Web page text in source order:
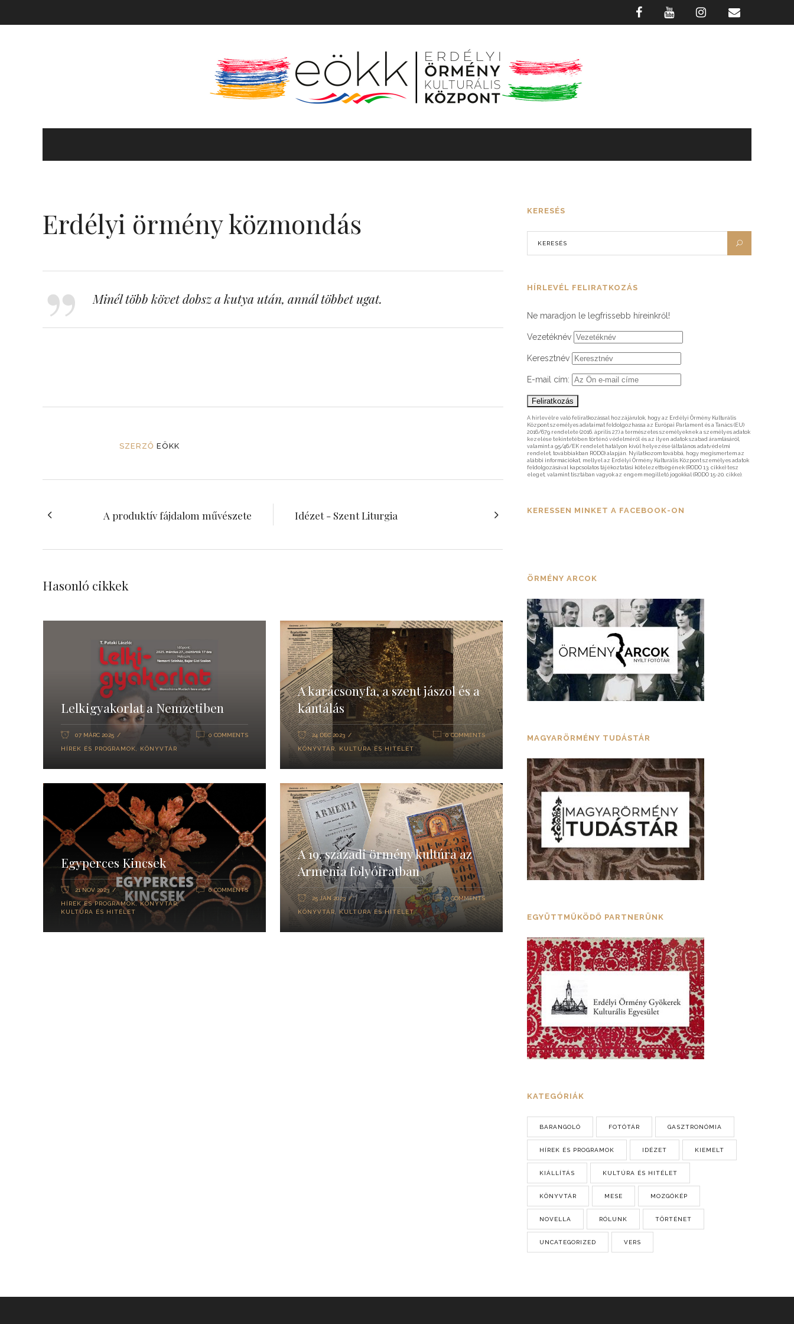
Erdélyi örmény közmondás
Minél több követ dobsz a kutya után, annál többet ugat.
SZERZŐ EÖKK
A produktív fájdalom művészete Idézet - Szent Liturgia
Hasonló cikkek
Lelkigyakorlat a Nemzetiben
07 MÁRC 2025
HÍREK ÉS PROGRAMOK, KÖNYVTÁR
0 COMMENTS
A karácsonyfa, a szent jászol és a
kántálás
24 DEC 2023
KÖNYVTÁR, KULTÚRA ÉS HITÉLET
0 COMMENTS
Egyperces Kincsek
21 NOV 2023
HÍREK ÉS PROGRAMOK,KÖNYVTÁR,
KULTÚRA ÉS HITÉLET
0 COMMENTS
A 19. századi örmény kultúra az
Armenia folyóiratban
25 JAN 2023
KÖNYVTÁR, KULTÚRA ÉS HITÉLET
0 COMMENTS
KERESÉS
HÍRLEVÉL FELIRATKOZÁS
Ne maradjon le legfrissebb híreinkről!
Vezetéknév
Keresztnév
E-mail cím:
A hírlevélre való feliratkozással hozzájárulok, hogy az Erdélyi Örmény Kulturális
Központ személyes adataimat feldolgozhassa az Európai Parlament és a Tanács (EU)
2016/679 rendelete (2016. április 27.) a természetes személyeknek a személyes adatok
kezelése tekintetében történő védelméről és az ilyen adatok szabad áramlásáról,
valamint a 95/46/EK rendelet hatályon kívül helyezése (általános adatvédelmi
rendelet, továbbiakban RODO) alapján. Nyilatkozom továbbá, hogy megismertem az
alábbi információkat, mellyel az Erdélyi Örmény Kulturális Központ személyes adatok
feldolgozásával kapcsolatos tájékoztatási kötelezettségének (RODO 13. cikke) tesz
eleget, valamint tisztában vagyok az engem megillető jogokkal (RODO 15-20. cikke).
KERESSEN MINKET A FACEBOOK-ON
ÖRMÉNY ARCOK
MAGYARÖRMÉNY TUDÁSTÁR
EGYÜTTMŰKÖDŐ PARTNERÜNK
KATEGÓRIÁK
BARANGOLÓ FOTÓTÁR GASZTRONÓMIA
HÍREK ÉS PROGRAMOK IDÉZET KIEMELT
KIÁLLÍTÁS KULTÚRA ÉS HITÉLET
KÖNYVTÁR MESE MOZGÓKÉP
NOVELLA RÓLUNK TÖRTÉNET
UNCATEGORIZED VERS